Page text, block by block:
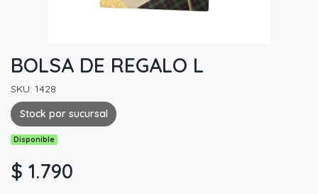
BOLSA DE REGALO L
SKU: 1428
Stock por sucursal
Disponible
$ 1.790